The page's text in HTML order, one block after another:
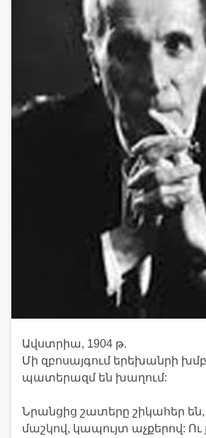
Ավստրիա, 1904 թ.
Մի զբոսայգում երեխանրի
պատերազմ են խաղում:
Նրանցից շատերը շիկահեր են,
մաշկով, կապույտ աչքերով: Ու